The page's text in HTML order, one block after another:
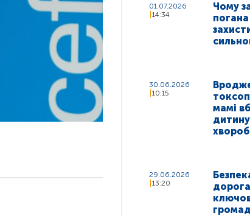
01.07.2026
14:34
Чому
30.06.2026
10:15
мамі
дитину
29.06.2026
13:20